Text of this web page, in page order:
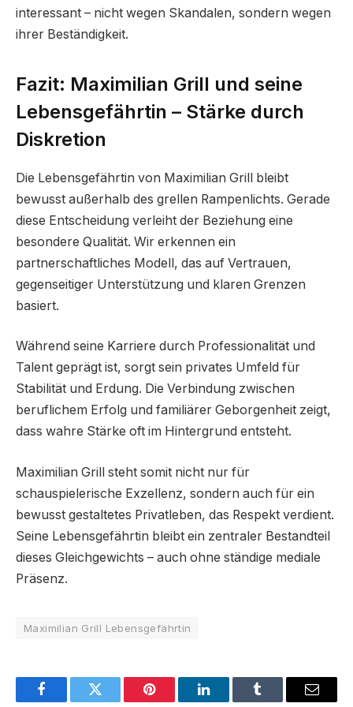
interessant – nicht wegen Skandalen, sondern wegen
ihrer Beständigkeit.
Fazit: Maximilian Grill und seine
Lebensgefährtin – Stärke durch
Diskretion
Die Lebensgefährtin von Maximilian Grill bleibt
bewusst außerhalb des grellen Rampenlichts. Gerade
diese Entscheidung verleiht der Beziehung eine
besondere Qualität. Wir erkennen ein
partnerschaftliches Modell, das auf Vertrauen,
gegenseitiger Unterstützung und klaren Grenzen
basiert.
Während seine Karriere durch Professionalität und
Talent geprägt ist, sorgt sein privates Umfeld für
Stabilität und Erdung. Die Verbindung zwischen
beruflichem Erfolg und familiärer Geborgenheit zeigt,
dass wahre Stärke oft im Hintergrund entsteht.
Maximilian Grill steht somit nicht nur für
schauspielerische Exzellenz, sondern auch für ein
bewusst gestaltetes Privatleben, das Respekt verdient.
Seine Lebensgefährtin bleibt ein zentraler Bestandteil
dieses Gleichgewichts – auch ohne ständige mediale
Präsenz.
Maximilian Grill Lebensgefährtin
FacebookTwitter Pinterest LinkedInTumblr Email